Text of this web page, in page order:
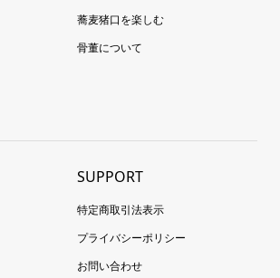
蕎麦猪口を楽しむ
骨董について
SUPPORT
特定商取引法表示
プライバシーポリシー
お問い合わせ